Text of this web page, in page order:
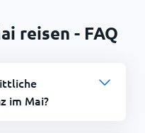
reisen - FAQ
im Mai?